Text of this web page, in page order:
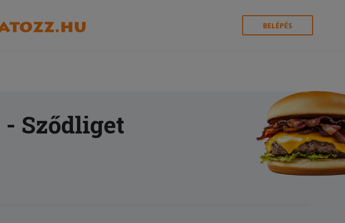
BELÉPÉS
- Sződliget